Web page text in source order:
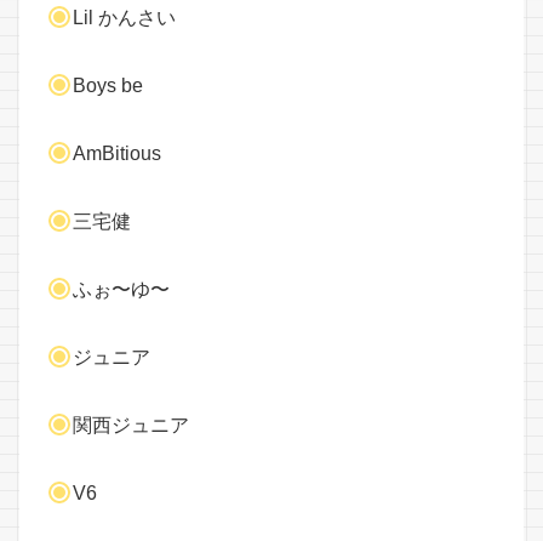
Lil かんさい
Boys be
AmBitious
三宅健
ふぉ〜ゆ〜
ジュニア
関西ジュニア
V6